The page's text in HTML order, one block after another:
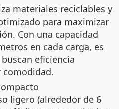
materiales reciclables y
para maximizar
Con una capacidad
en cada carga, es
eficiencia
comodidad.
ligero (alrededor de 6